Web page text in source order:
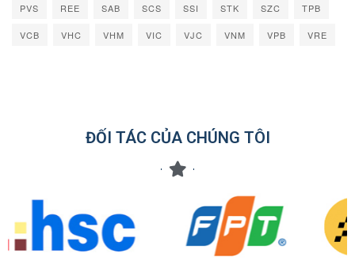
PVS REE SAB SCS SSI STK SZC TPB
VCB VHC VHM VIC VJC VNM VPB VRE
ĐỐI TÁC CỦA CHÚNG TÔI